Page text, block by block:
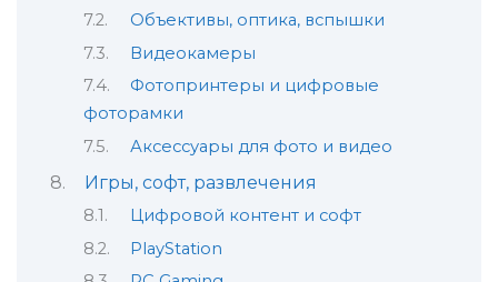
Объективы, оптика, вспышки
Видеокамеры
Фотопринтеры и цифровые
фоторамки
Аксессуары для фото и видео
Игры, софт, развлечения
Цифровой контент и софт
PlayStation